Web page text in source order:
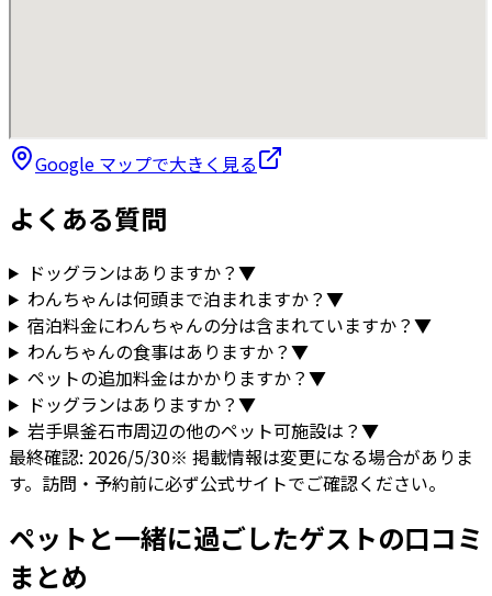
Google マップで大きく見る
よくある質問
ドッグランはありますか？▼
わんちゃんは何頭まで泊まれますか？▼
宿泊料金にわんちゃんの分は含まれていますか？▼
わんちゃんの食事はありますか？▼
ペットの追加料金はかかりますか？▼
ドッグランはありますか？▼
岩手県釜石市周辺の他のペット可施設は？▼
最終確認: 2026/5/30※ 掲載情報は変更になる場合がありま
す。訪問・予約前に必ず公式サイトでご確認ください。
ペットと一緒に過ごしたゲストの口コミ
まとめ